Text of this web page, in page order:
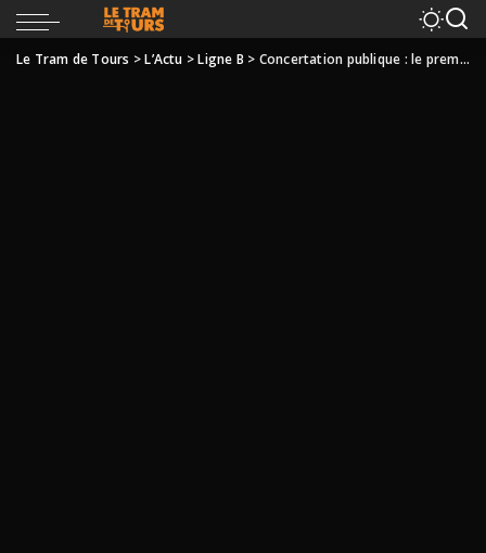
Le Tram de Tours >L’Actu >Ligne B > Concertation publique : le premier bilan du garant